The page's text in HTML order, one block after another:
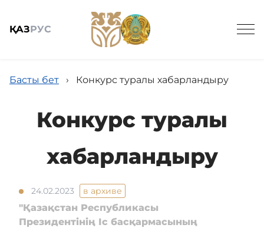
ҚАЗРУС
Заңнама және кадрлармен қамтамасыз ету
Басты бет › Конкурс туралы хабарландыру
Конкурс туралы
хабарландыру
24.02.2023 в архиве
"Қазақстан Республикасы
Президентінің Іс басқармасының